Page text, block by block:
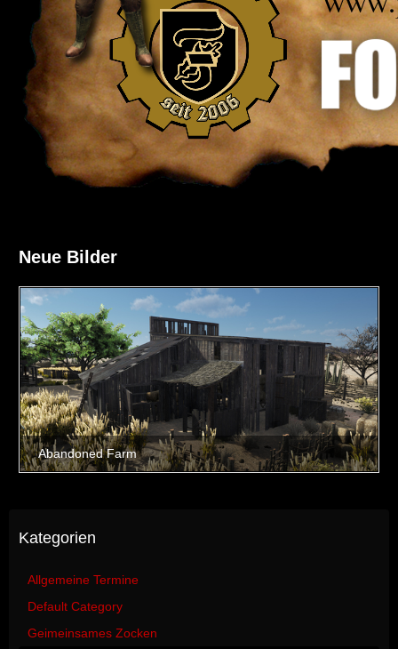
Neue Bilder
Kategorien
Allgemeine Termine
Default Category
Geimeinsames Zocken